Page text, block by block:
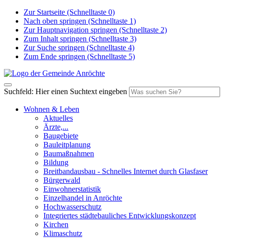
Zur Startseite (Schnelltaste 0)
Nach oben springen (Schnelltaste 1)
Zur Hauptnavigation springen (Schnelltaste 2)
Zum Inhalt springen (Schnelltaste 3)
Zur Suche springen (Schnelltaste 4)
Zum Ende springen (Schnelltaste 5)
Suchfeld: Hier einen Suchtext eingeben
Wohnen & Leben
Aktuelles
Ärzte,...
Baugebiete
Bauleitplanung
Baumaßnahmen
Bildung
Breitbandausbau - Schnelles Internet durch Glasfaser
Bürgerwald
Einwohnerstatistik
Einzelhandel in Anröchte
Hochwasserschutz
Integriertes städtebauliches Entwicklungskonzept
Kirchen
Klimaschutz